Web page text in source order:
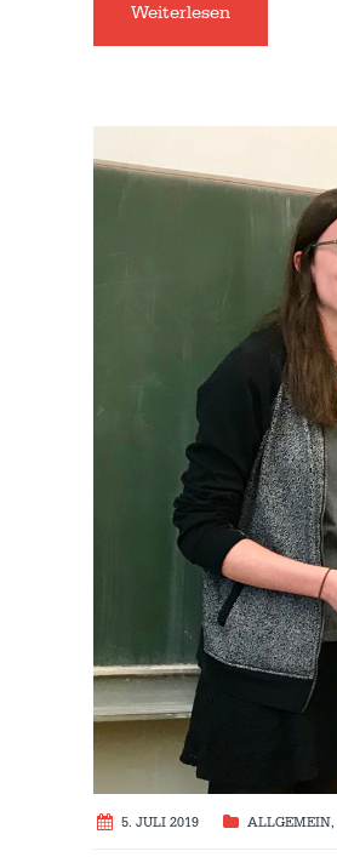
Weiterlesen
5. JULI 2019 ALLGEMEIN,